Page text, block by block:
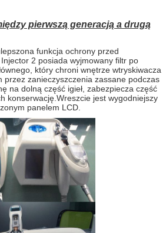
pierwszą generacją a drugą
funkcja ochrony przed
2 posiada wyjmowany filtr po
który chroni wnętrze wtryskiwacza
przez zanieczyszczenia zassane podczas
na dolną część igieł, zabezpiecza część
konserwację.Wreszcie jest wygodniejszy
panelem LCD.